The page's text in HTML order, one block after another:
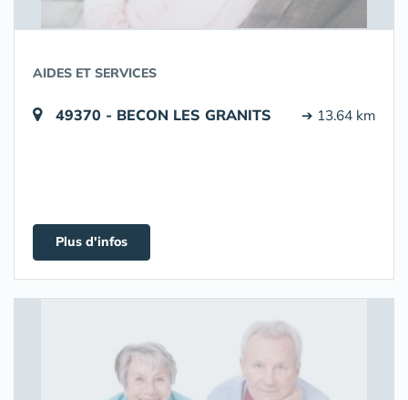
AIDES ET SERVICES
49370 - BECON LES GRANITS ➔ 13.64 km
Plus d'infos